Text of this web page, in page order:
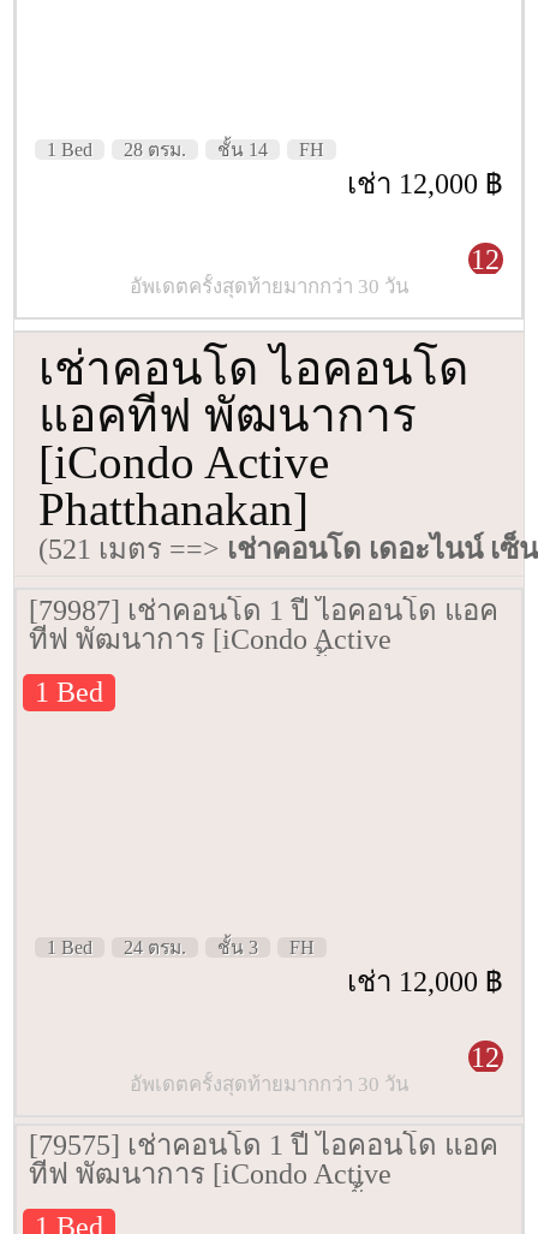
1 Bed 28 ตรม. ชั้น 14 FH
เช่า 12,000 ฿
12
อัพเดตครั้งสุดท้ายมากกว่า 30 วัน
เช่าคอนโด ไอคอนโด
แอคทีฟ พัฒนาการ
[iCondo Active
Phatthanakan]
(521 เมตร ==> เช่าคอนโด เดอะไนน์ เซ็
[79987] เช่าคอนโด 1 ปี ไอคอนโด แอค
ทีฟ พัฒนาการ [iCondo Active
Phatthanakan] 24 ตรม. ชั้น 3
1 Bed
1 Bed 24 ตรม. ชั้น 3 FH
เช่า 12,000 ฿
12
อัพเดตครั้งสุดท้ายมากกว่า 30 วัน
[79575] เช่าคอนโด 1 ปี ไอคอนโด แอค
ทีฟ พัฒนาการ [iCondo Active
Phatthanakan] 24.75 ตรม. ชั้น 4
1 Bed